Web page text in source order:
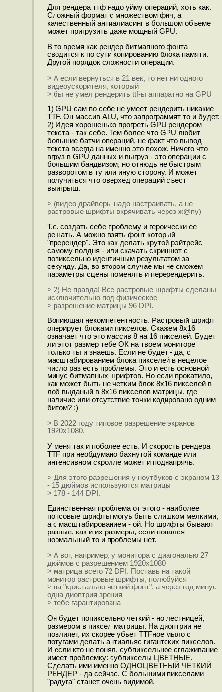
Для рендера ттф надо уйму операций, хоть как.
Сложный формат с множеством фич, а
качественный антиалиасинг в большом объеме
может пригрузить даже мощный GPU.
В то время как рендер битмапного фонта
сводится к по сути копированию блока памяти.
Другой порядок сложности операции.
> А если вернуться в 21 век, то нет ни одного
видеоускорителя, который
> бы не умел рендерить ttf-ы аппаратно на GPU
1) GPU сам по себе не умеет рендерить никакие
TTF. Он массив ALU, что запрограммят то и будет.
2) Идея хорошенько прогреть GPU рендером
текста - так себе. Тем более что GPU любит
большие батчи операций, не факт что вывод
текста всегда на именно это похож. Ничего что
вгруз в GPU данных и выгруз - это операции с
большим бандвизом, но отнюдь не быстрым
разворотом в ту или иную сторону. И может
получиться что оверхед операций съест
выигрыш.
> (видео драйверы надо настраивать, а не
растровые шрифты вкрячивать через ж@пу)
Т.е. создать себе проблему и героически ее
решать. А можно взять фонт который
"пререндер". Это как делать крутой рэйтрейс
самому полдня - или скачать скриншот с
попиксельно идентичным результатом за
секунду. Да, во втором случае мы не сможем
параметры сцены поменять и перерендерить.
> 2) Не правда! Все растровые шрифты сделаны
исключительно под физическое
> разрешение матрицы 96 DPI.
Вопиющая некомпетентность. Растровый шрифт
оперирует блоками пикселов. Скажем 8х16
означает что это массив 8 на 16 пикселей. Будет
ли этот размер тебе ОК на твоем мониторе
только ты и знаешь. Если не будет - да, с
масштабированием блока пикселей в нецелое
число раз есть проблемы. Это и есть основной
минус битмапных шрифтов. Но если прокатило,
как может быть не четким блок 8х16 пикселей в
лоб выданый в 8х16 пикселов матрицы, где
наличие или отсутствие точки кодировано одним
битом? :)
> В 2022 году типовое разрешение экранов
1920х1080.
У меня так и поболее есть. И скорость рендера
TTF при необдумано бахнутой команде или
интенсивном скролле может и поднапрячь.
> Для этого разрешения у ноутбуков с экраном 13
- 15 дюймов используются матрицы
> 178 - 144 DPI.
Единственная проблема от этого - наиболее
попсовые шрифты могуь быть слишком мелкими,
а с масштабированием - ой. Но шрифты бывают
разные, как и их размеры, если попался
нормальный то и проблемы нет.
> А вот, например, у монитора с диагональю 27
дюймов с разрешением 1920х1080
> матрица всего 72 DPI. Поставь на такой
монитор растровые шрифты, полюбуйся
> на "кристально четкий фонт", а через год минус
одна диоптрия зрения
> тебе гарантирована
Он будет попиксельно четкий - но лестницей,
размером в пиксел матрицы. На диоптрии не
повлияет, их скорее убьет TTFное мыло с
потугами делать антиальяс гигантских пикселов.
И если кто не понял, субпиксельное сглаживание
имеет проблемку: субпикселы ЦВЕТНЫЕ.
Сделать ими именно ОДНОЦВЕТНЫЙ ЧЕТКИЙ
РЕНДЕР - да сейчас. С большими пикселами
"радуга" станет очень видимой.